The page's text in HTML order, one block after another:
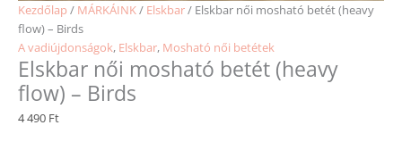
Kezdőlap / MÁRKÁINK/ Elskbar/ Elskbar női mosható betét (heavy
flow) – Birds
A vadiújdonságok, Elskbar, Mosható női betétek
Elskbar női mosható betét (heavy
flow) – Birds
4 490 Ft